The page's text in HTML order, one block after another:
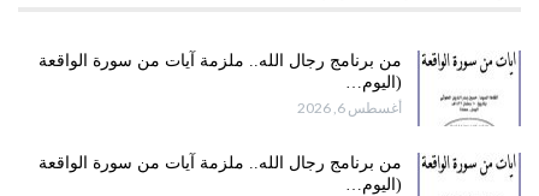
من برنامج رجال الله.. ملزمة آيات من سورة الواقعة
(اليوم…
أغسطس 6, 2026
من برنامج رجال الله.. ملزمة آيات من سورة الواقعة
(اليوم…